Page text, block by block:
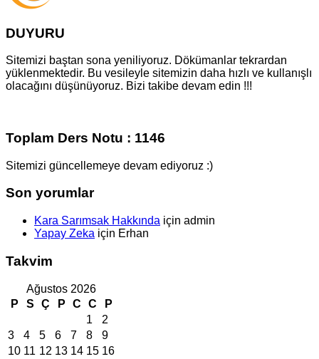
DUYURU
Sitemizi baştan sona yeniliyoruz. Dökümanlar tekrardan
yüklenmektedir. Bu vesileyle sitemizin daha hızlı ve kullanışlı
olacağını düşünüyoruz. Bizi takibe devam edin !!!
Toplam Ders Notu : 1146
Sitemizi güncellemeye devam ediyoruz :)
Son yorumlar
Kara Sarımsak Hakkında için admin
Yapay Zeka için Erhan
Takvim
Ağustos 2026
P
S Ç P C C
P
1
2
3
4 5 6 7 8
9
10 11 12 13 14 15 16